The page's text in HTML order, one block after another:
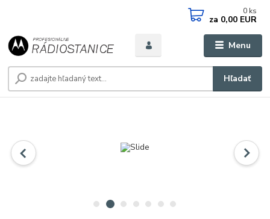
Menu
Hľadať
0 ks
za 0,00 EUR